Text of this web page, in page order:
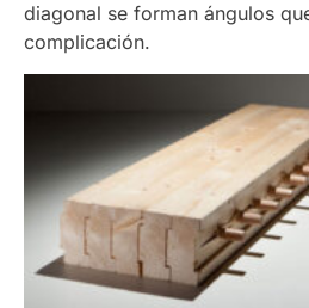
diagonal se forman ángulos
complicación.